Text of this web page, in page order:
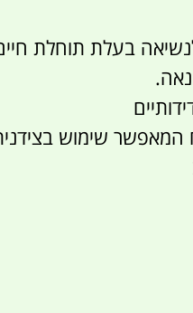
בעלת תוחלת
המאפשר שימוש